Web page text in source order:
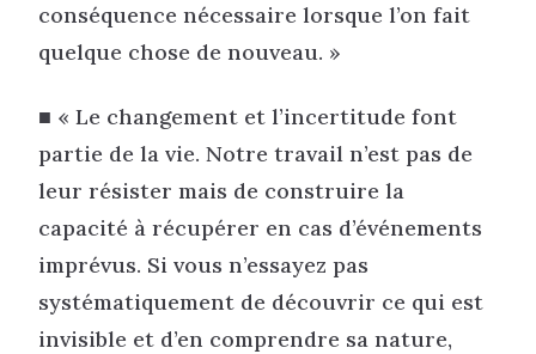
conséquence nécessaire lorsque l’on fait
quelque chose de nouveau. »
■ « Le changement et l’incertitude font
partie de la vie. Notre travail n’est pas de
leur résister mais de construire la
capacité à récupérer en cas d’événements
imprévus. Si vous n’essayez pas
systématiquement de découvrir ce qui est
invisible et d’en comprendre sa nature,